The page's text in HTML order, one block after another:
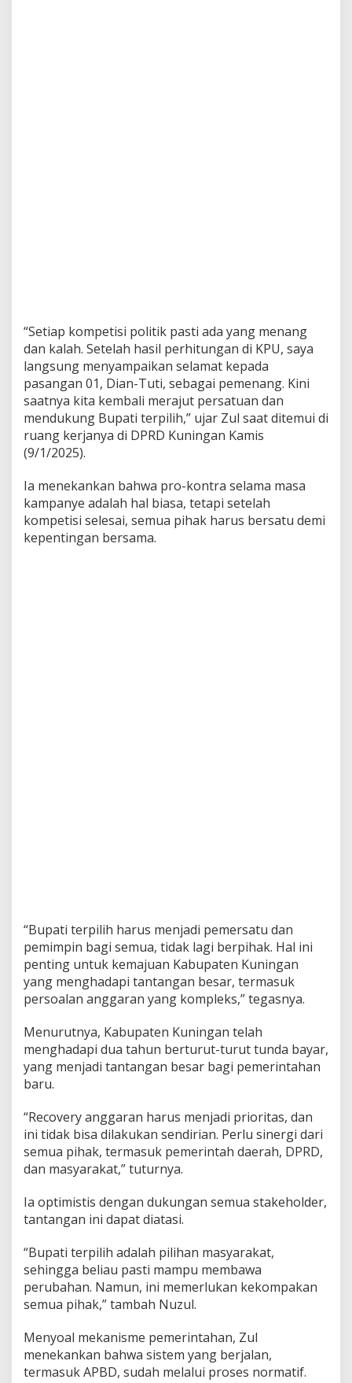
“Setiap kompetisi politik pasti ada yang menang
dan kalah. Setelah hasil perhitungan di KPU, saya
langsung menyampaikan selamat kepada
pasangan 01, Dian-Tuti, sebagai pemenang. Kini
saatnya kita kembali merajut persatuan dan
mendukung Bupati terpilih,” ujar Zul saat ditemui di
ruang kerjanya di DPRD Kuningan Kamis
(9/1/2025).
Ia menekankan bahwa pro-kontra selama masa
kampanye adalah hal biasa, tetapi setelah
kompetisi selesai, semua pihak harus bersatu demi
kepentingan bersama.
“Bupati terpilih harus menjadi pemersatu dan
pemimpin bagi semua, tidak lagi berpihak. Hal ini
penting untuk kemajuan Kabupaten Kuningan
yang menghadapi tantangan besar, termasuk
persoalan anggaran yang kompleks,” tegasnya.
Menurutnya, Kabupaten Kuningan telah
menghadapi dua tahun berturut-turut tunda bayar,
yang menjadi tantangan besar bagi pemerintahan
baru.
“Recovery anggaran harus menjadi prioritas, dan
ini tidak bisa dilakukan sendirian. Perlu sinergi dari
semua pihak, termasuk pemerintah daerah, DPRD,
dan masyarakat,” tuturnya.
Ia optimistis dengan dukungan semua stakeholder,
tantangan ini dapat diatasi.
“Bupati terpilih adalah pilihan masyarakat,
sehingga beliau pasti mampu membawa
perubahan. Namun, ini memerlukan kekompakan
semua pihak,” tambah Nuzul.
Menyoal mekanisme pemerintahan, Zul
menekankan bahwa sistem yang berjalan,
termasuk APBD, sudah melalui proses normatif.